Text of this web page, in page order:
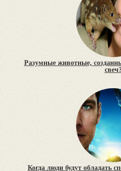
Разумные животные,
Когда люди будут обладать